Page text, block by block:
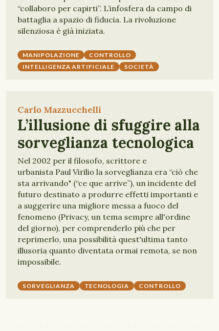
“collaboro per capirti”. L’infosfera da campo di
battaglia a spazio di fiducia. La rivoluzione
silenziosa è già iniziata.
MANIPOLAZIONE
CONTROLLO
INTELLIGENZA ARTIFICIALE
SOCIETÀ
Carlo Mazzucchelli
L’illusione di sfuggire alla
sorveglianza tecnologica
Nel 2002 per il filosofo, scrittore e
urbanista Paul Virilio la sorveglianza era “ciò che
sta arrivando" (“ce que arrive”), un incidente del
futuro destinato a produrre effetti importanti e
a suggerire una migliore messa a fuoco del
fenomeno (Privacy, un tema sempre all'ordine
del giorno), per comprenderlo più che per
reprimerlo, una possibilità quest'ultima tanto
illusoria quanto diventata ormai remota, se non
impossibile.
SORVEGLIANZA TECNOLOGIA CONTROLLO